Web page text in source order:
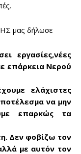
μας δήλωσε
εργασίες,νέες
επάρκεια Νερού
ελάχιστες
να μην
επαρκώς τα
Δεν φοβίζω τον
με αυτόν τον